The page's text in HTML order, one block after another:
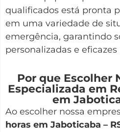
qualificados está pronta
em uma variedade de
emergência, garantindo
personalizadas e
Por que Escolher
Especializada em
em
Ao escolher nossa
horas em Jaboticaba –